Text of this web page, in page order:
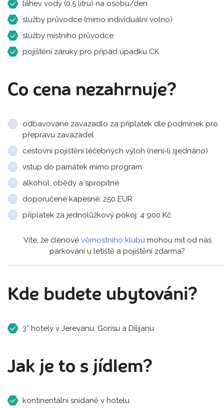
láhev vody (0,5 litru) na osobu/den
služby průvodce (mimo individuální volno)
služby místního průvodce
pojištění záruky pro případ úpadku CK
Co cena nezahrnuje?
odbavované zavazadlo za příplatek dle podmínek pro
přepravu zavazadel
cestovní pojištění léčebných výloh (není-li sjednáno)
vstup do památek mimo program
alkohol, obědy a spropitné
doporučené kapesné: 250 EUR
příplatek za jednolůžkový pokoj: 4 900 Kč
Víte, že členové věrnostního klubu mohou mít od nás
parkování u letiště a pojištění zdarma?
Kde budete ubytováni?
3* hotely v Jerevanu, Gorisu a Dilijanu
Jak je to s jídlem?
kontinentální snídaně v hotelu